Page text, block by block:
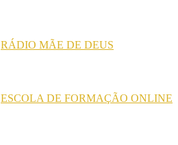
RÁDIO MÃE DE DEUS
ESCOLA DE FORMAÇÃO ONLINE